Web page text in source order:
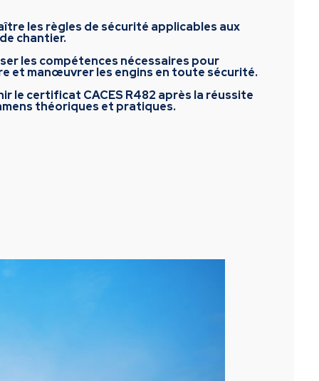
les règles de sécurité applicables aux
chantier.
les compétences nécessaires pour
et manœuvrer les engins en toute sécurité.
le certificat CACES R482 après la réussite
théoriques et pratiques.